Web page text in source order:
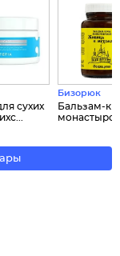
сухих
Бизорюк
Бальзам-